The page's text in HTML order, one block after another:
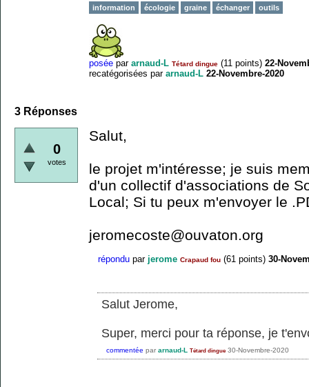
information écologie graine échanger outils
posée par arnaud-L Tétard dingue (11 points) 22-
recatégorisées par arnaud-L 22-Novembre-2020
3 Réponses
0
votes
Salut,
le projet m'intéresse; je suis
d'un collectif d'associations de
Local; Si tu peux m'envoyer le
jeromecoste@ouvaton.org
répondu par jerome Crapaud fou (61 points) 30-
Salut Jerome,
Super, merci pour ta réponse, je
commentée par arnaud-L Tétard dingue 30-Novembre-2020